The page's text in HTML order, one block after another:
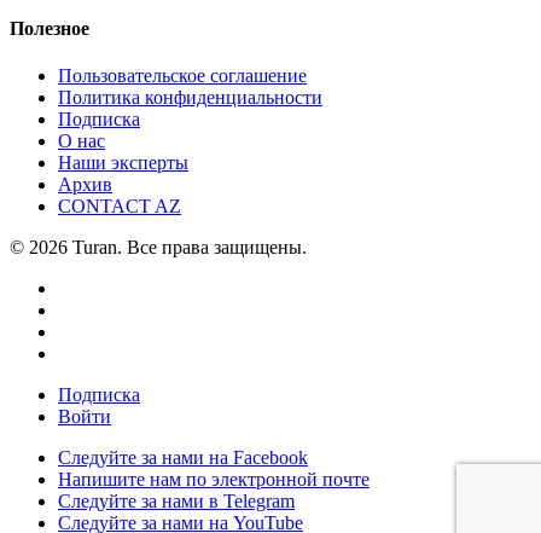
Полезное
Пользовательское соглашение
Политика конфиденциальности
Подписка
О нас
Наши эксперты
Архив
CONTACT AZ
© 2026 Turan. Все права защищены.
Подписка
Войти
Следуйте за нами на Facebook
Напишите нам по электронной почте
Следуйте за нами в Telegram
Следуйте за нами на YouTube